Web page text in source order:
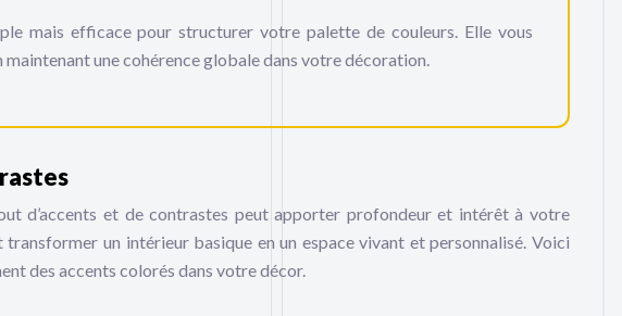
mais efficace pour structurer votre palette de couleurs. Elle vous
une cohérence globale dans votre décoration.
d’accents et de contrastes peut apporter profondeur et intérêt à votre
un intérieur basique en un espace vivant et personnalisé. Voici
des accents colorés dans votre décor.